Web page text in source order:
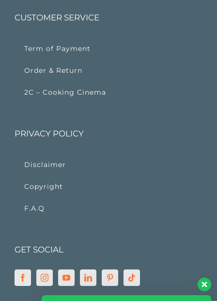
CUSTOMER SERVICE
Term of Payment
Order & Return
2C – Cooking Cinema
PRIVACY POLICY
Disclaimer
Copyright
F.A.Q
GET SOCIAL